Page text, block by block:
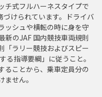
チ式フルハーネスタイプで
けられています。ドライバ
ッシュや横転の時に身を守
新のJAF 国内競技車両規則
「ラリー競技およびスピー
る指導要綱」に従うこと。
ることから、乗車定員分の
せん。